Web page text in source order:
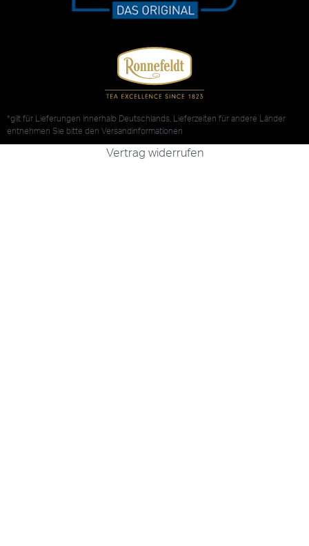
*gilt für Lieferungen innerhalb Deutschlands, Lieferzeiten für andere Länder
entnehmen Sie bitte den Versandinformationen
Vertrag widerrufen